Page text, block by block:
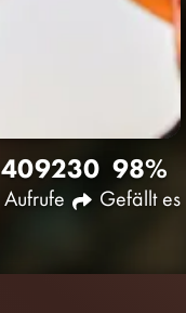
4092
Aufrufe
30 98%
Gefällt es